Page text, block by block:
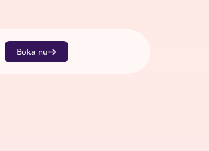
Boka nu